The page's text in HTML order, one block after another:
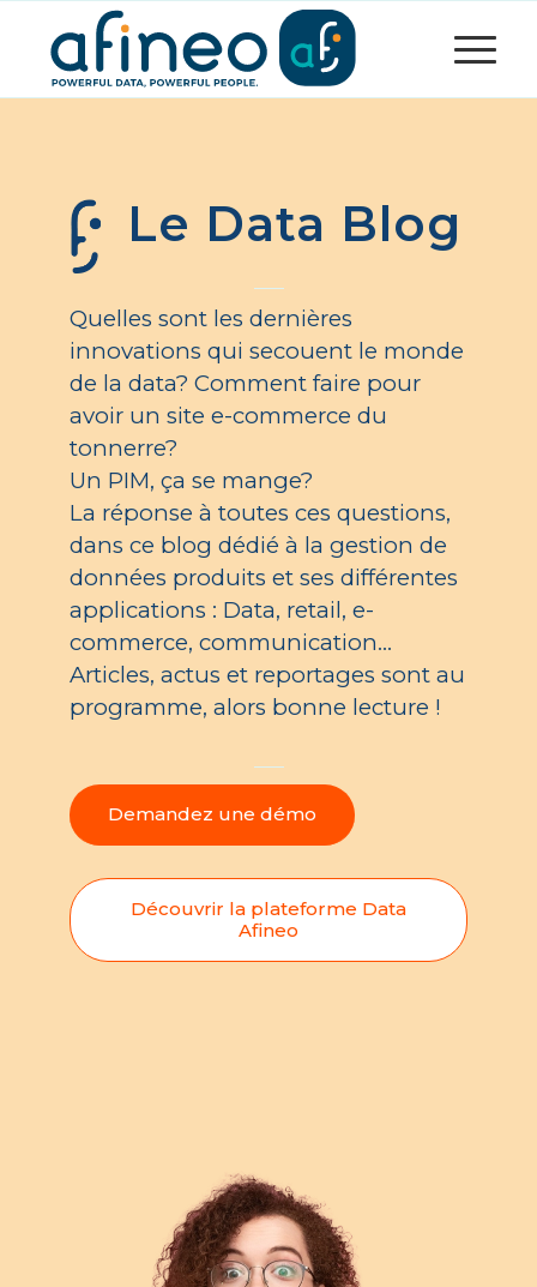
Le Data Blog
Quelles sont les dernières
innovations qui secouent le monde
de la data? Comment faire pour
avoir un site e-commerce du
tonnerre?
Un PIM, ça se mange?
La réponse à toutes ces questions,
dans ce blog dédié à la gestion de
données produits et ses différentes
applications : Data, retail, e-
commerce, communication…
Articles, actus et reportages sont au
programme, alors bonne lecture !
Demandez une démo
Découvrir la plateforme Data
Afineo